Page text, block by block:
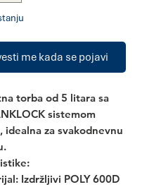
me kada se pojavi
torba od 5 litara sa
sistemom
idealna za svakodnevnu
Izdržljivi POLY 600D